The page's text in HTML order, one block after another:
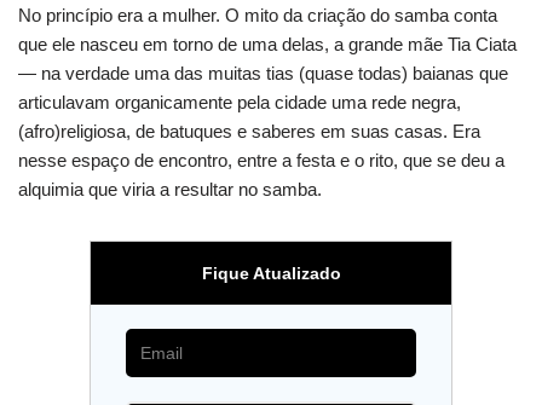
No princípio era a mulher. O mito da criação do samba conta
que ele nasceu em torno de uma delas, a grande mãe Tia Ciata
— na verdade uma das muitas tias (quase todas) baianas que
articulavam organicamente pela cidade uma rede negra,
(afro)religiosa, de batuques e saberes em suas casas. Era
nesse espaço de encontro, entre a festa e o rito, que se deu a
alquimia que viria a resultar no samba.
Fique Atualizado